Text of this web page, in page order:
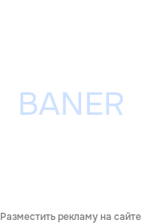
Разместить рекламу на сайте